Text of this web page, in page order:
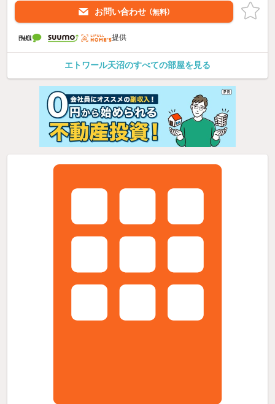
お問い合わせ （無料）
提供
エトワール天沼のすべての部屋を見る